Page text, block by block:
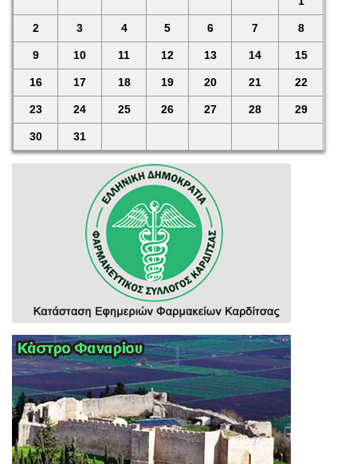
2 3 4 5 6 7 8
9 10 11 12 13 14 15
16 17 18 19 20 21 22
23 24 25 26 27 28 29
30 31